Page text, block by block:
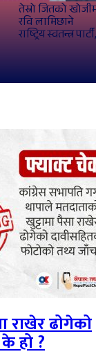
तेस्रो जितको
रवि लामिछाने
राष्ट्रिय स्वतन्त्र
राखेर ढोगेको
हो ?